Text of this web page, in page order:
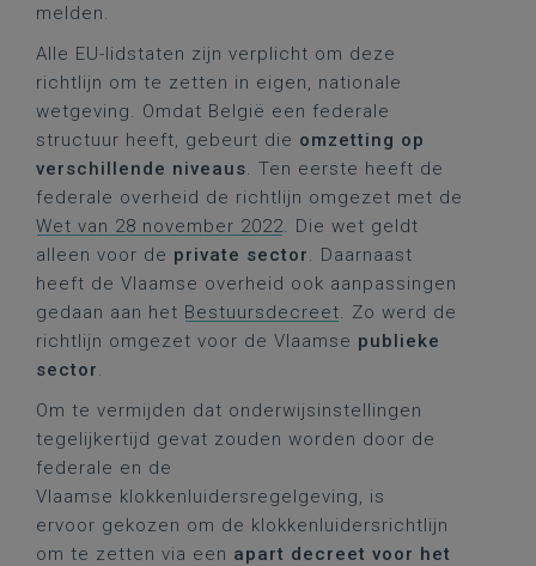
melden.
Alle EU-lidstaten zijn verplicht om deze
richtlijn om te zetten in eigen, nationale
wetgeving. Omdat België een federale
structuur heeft, gebeurt die omzetting op
verschillende niveaus. Ten eerste heeft de
federale overheid de richtlijn omgezet met de
Wet van 28 november 2022. Die wet geldt
alleen voor de private sector. Daarnaast
heeft de Vlaamse overheid ook aanpassingen
gedaan aan het Bestuursdecreet. Zo werd de
richtlijn omgezet voor de Vlaamse publieke
sector.
Om te vermijden dat onderwijsinstellingen
tegelijkertijd gevat zouden worden door de
federale en de
Vlaamse klokkenluidersregelgeving, is
ervoor gekozen om de klokkenluidersrichtlijn
om te zetten via een apart decreet voor het